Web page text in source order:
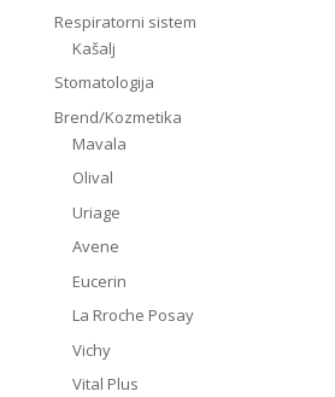
Respiratorni sistem
Kašalj
Stomatologija
Brend/Kozmetika
Mavala
Olival
Uriage
Avene
Eucerin
La Rroche Posay
Vichy
Vital Plus